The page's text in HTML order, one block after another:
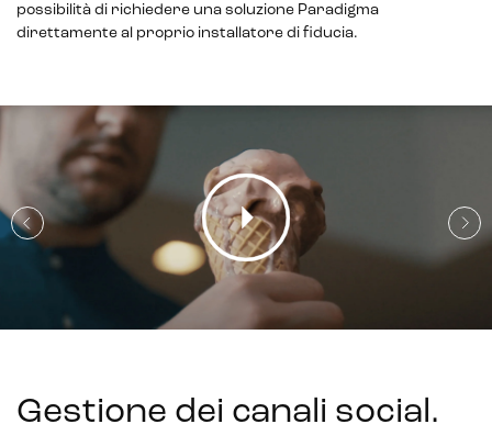
possibilità di richiedere una soluzione Paradigma
direttamente al proprio installatore di fiducia.
Gestione dei canali social.